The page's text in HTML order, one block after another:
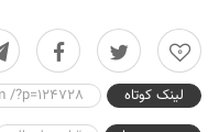
0
لینک کوتاه
/?p=124728